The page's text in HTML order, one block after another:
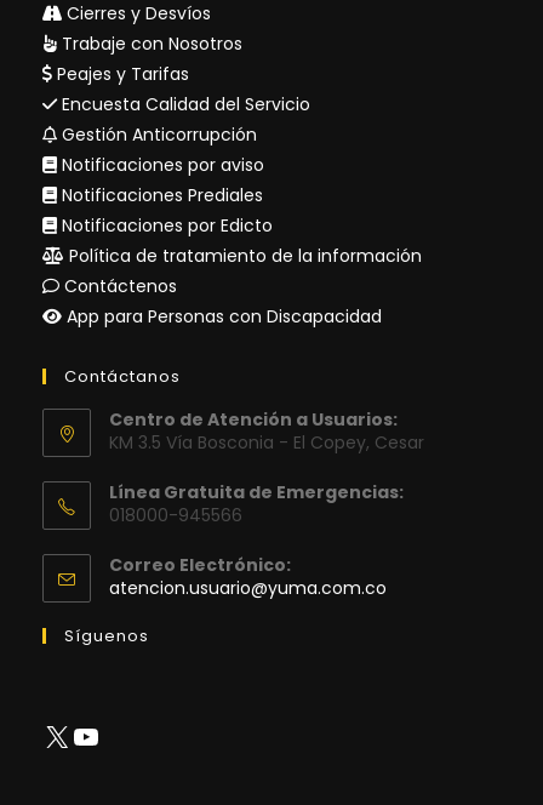
Cierres y Desvíos
Trabaje con Nosotros
Peajes y Tarifas
Encuesta Calidad del Servicio
Gestión Anticorrupción
Notificaciones por aviso
Notificaciones Prediales
Notificaciones por Edicto
Política de tratamiento de la información
Contáctenos
App para Personas con Discapacidad
Contáctanos
Centro de Atención a Usuarios:
KM 3.5 Vía Bosconia - El Copey, Cesar
Línea Gratuita de Emergencias:
018000-945566
Correo Electrónico:
atencion.usuario@yuma.com.co
Síguenos
X YouTube